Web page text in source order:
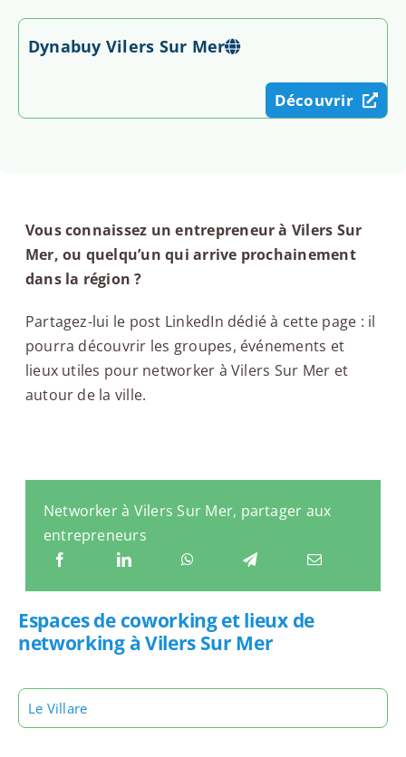
Dynabuy Vilers Sur Mer
Découvrir
Vous connaissez un entrepreneur à Vilers Sur
Mer, ou quelqu’un qui arrive prochainement
dans la région ?
Partagez-lui le post LinkedIn dédié à cette page : il
pourra découvrir les groupes, événements et
lieux utiles pour networker à Vilers Sur Mer et
autour de la ville.
Networker à Vilers Sur Mer, partager aux
entrepreneurs
Espaces de coworking et lieux de
networking à Vilers Sur Mer
Le Villare